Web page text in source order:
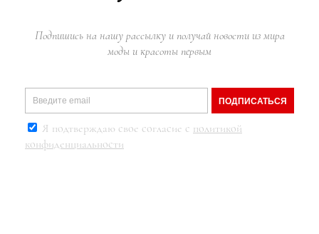
Подпишись на нашу рассылку и получай новости из мира
моды и красоты первым
ПОДПИСАТЬСЯ
Я подтверждаю свое согласие с политикой
конфиденциальности